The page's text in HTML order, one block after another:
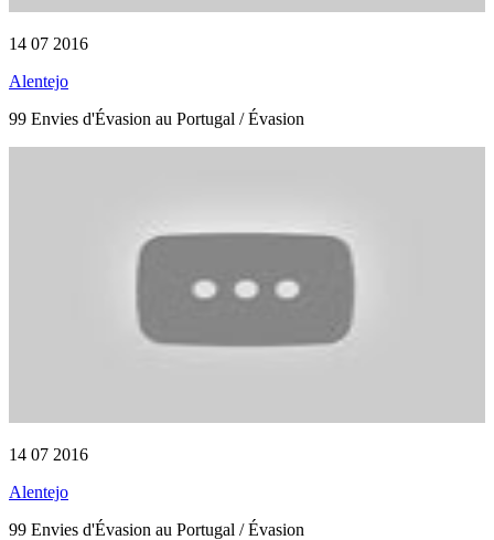
14 07 2016
Alentejo
99 Envies d'Évasion au Portugal / Évasion
14 07 2016
Alentejo
99 Envies d'Évasion au Portugal / Évasion